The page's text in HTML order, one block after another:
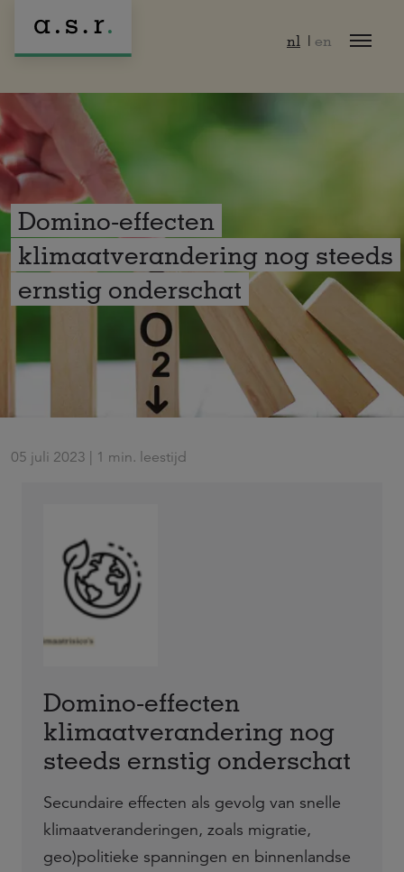
nl en
Domino-effecten
klimaatverandering nog steeds
ernstig onderschat
05 juli 2023 | 1 min. leestijd
Domino-effecten
klimaatverandering nog
steeds ernstig onderschat
Secundaire effecten als gevolg van snelle
klimaatveranderingen, zoals migratie,
geo)politieke spanningen en binnenlandse